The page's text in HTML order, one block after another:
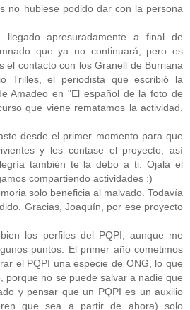
no hubiese podido dar con la persona
llegado apresuradamente a final de
que ya no continuará, pero es
el contacto con los Granell de Burriana
Trilles, el periodista que escribió la
Amadeo en "El español de la foto de
que viene rematamos la actividad.
desde el primer momento para que
y les contase el proyecto, así
también te la debo a ti. Ojalá el
compartiendo actividades :)
solo beneficia al malvado. Todavía
Gracias, Joaquín, por ese proyecto
los perfiles del PQPI, aunque me
puntos. El primer año cometimos
el PQPI una especie de ONG, lo que
porque no se puede salvar a nadie que
y pensar que un PQPI es un auxilio
que sea a partir de ahora) solo